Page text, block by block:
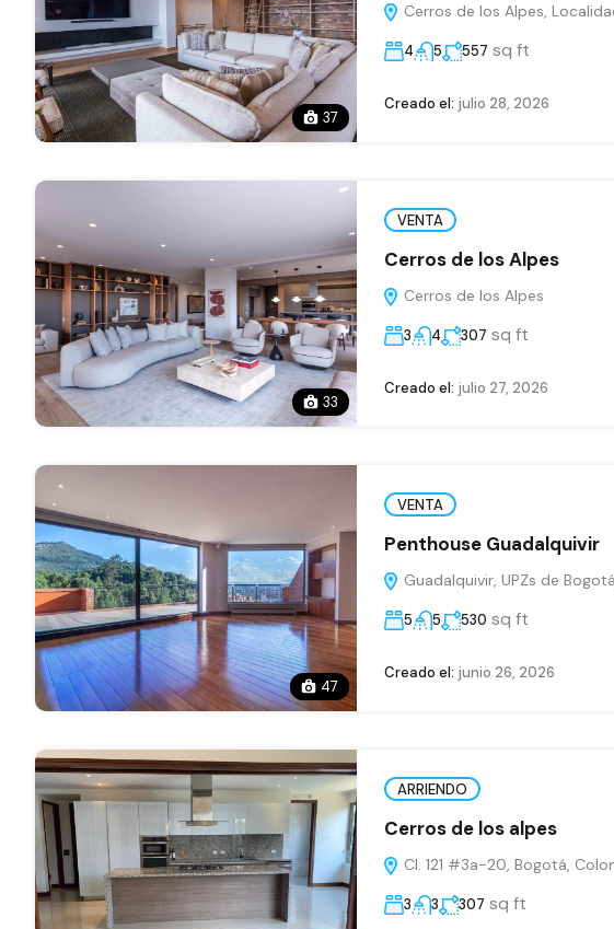
37
Cerros de los Alpes,
4 5 557 sq ft
Creado el: julio 28, 2026
33
VENTA
Cerros de los Alpes
Cerros de los Alpes
3 4 307 sq ft
Creado el: julio 27, 2026
47
VENTA
Penthouse Guadalquivir
Guadalquivir, UPZs de
5 5 530 sq ft
Creado el: junio 26, 2026
ARRIENDO
Cerros de los alpes
Cl. 121 #3a-20, Bogotá,
3 3 307 sq ft